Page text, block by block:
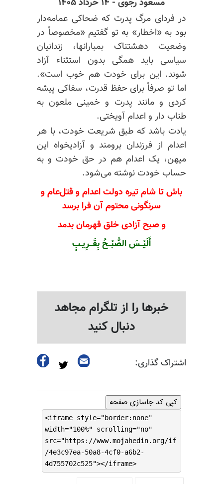
مسعود رجوی - ۱۴ خرداد ۱۴۰۵
در فردای مرگ پدرت که ضحاکی عمامه‌دار
بود به «اخطار» به تو گفتیم «مخصوصاً در
وضعیت دهشتناک بمبارانها، زندانیان
سیاسی باید همگی بدون استثناء آزاد
شوند. این برای خودت هم خوب است».
اما تو صرفاً برای حفظ قدرت، سفاکی پیشه
کردی و مانند پدرت و خمینی ملعون به
طناب دار و اعدام آویختی.
یادت باشد که طبق شریعت خودت، با هر
اعدام از فرزندان برومند و آزادیخواه این
میهن، یک اعدام هم در حق خودت و به
حساب خودت نوشته می‌شود.
باش تا شام تیره دولت اعدام و قتل‌عام و
سرنگونی محتوم آن فرا برسد
و صبح آزادی خلق قهرمان بدمد
أَلَیْــسَ الصُّبْــحُ بِقَــرِیـبٍ
خبرها را از تلگرام مجاهد
دنبال کنید
اشتراک گذاری:
کپی کد جاسازی صفحه
<iframe style="border:none"
width="100%" scrolling="no"
src="https://www.mojahedin.org/if
/4e3c97ea-50a8-4cf0-a6b2-
4d755702c525"></iframe>